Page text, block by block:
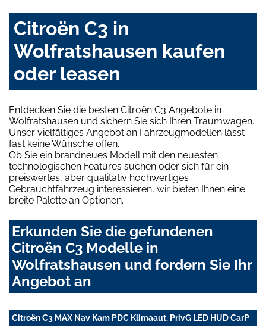
Citroën C3 in
Wolfratshausen kaufen
oder leasen
Entdecken Sie die besten Citroën C3 Angebote in
Wolfratshausen und sichern Sie sich Ihren Traumwagen.
Unser vielfältiges Angebot an Fahrzeugmodellen lässt
fast keine Wünsche offen.
Ob Sie ein brandneues Modell mit den neuesten
technologischen Features suchen oder sich für ein
preiswertes, aber qualitativ hochwertiges
Gebrauchtfahrzeug interessieren, wir bieten Ihnen eine
breite Palette an Optionen.
Erkunden Sie die gefundenen
Citroën C3 Modelle in
Wolfratshausen und fordern Sie Ihr
Angebot an
Citroën C3 MAX Nav Kam PDC Klimaaut. PrivG LED HUD CarP